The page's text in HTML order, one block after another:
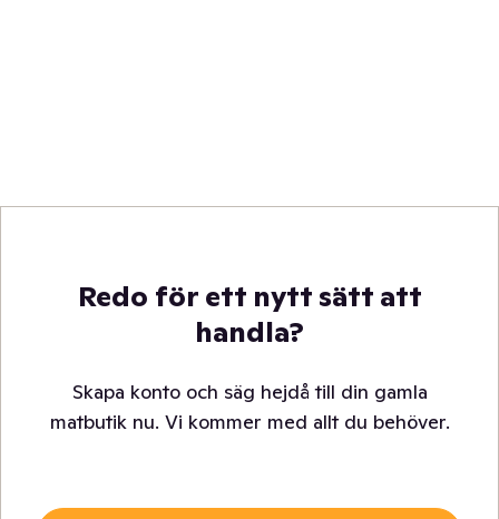
Redo för ett nytt sätt att
handla?
Skapa konto och säg hejdå till din gamla
matbutik nu. Vi kommer med allt du behöver.